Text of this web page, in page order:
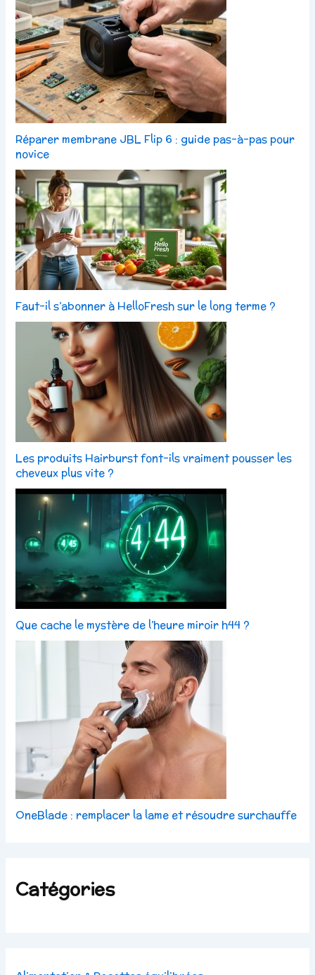
Réparer membrane JBL Flip 6 : guide pas-à-pas pour
novice
Faut-il s’abonner à HelloFresh sur le long terme ?
Les produits Hairburst font-ils vraiment pousser les
cheveux plus vite ?
Que cache le mystère de l’heure miroir h44 ?
OneBlade : remplacer la lame et résoudre surchauffe
Catégories